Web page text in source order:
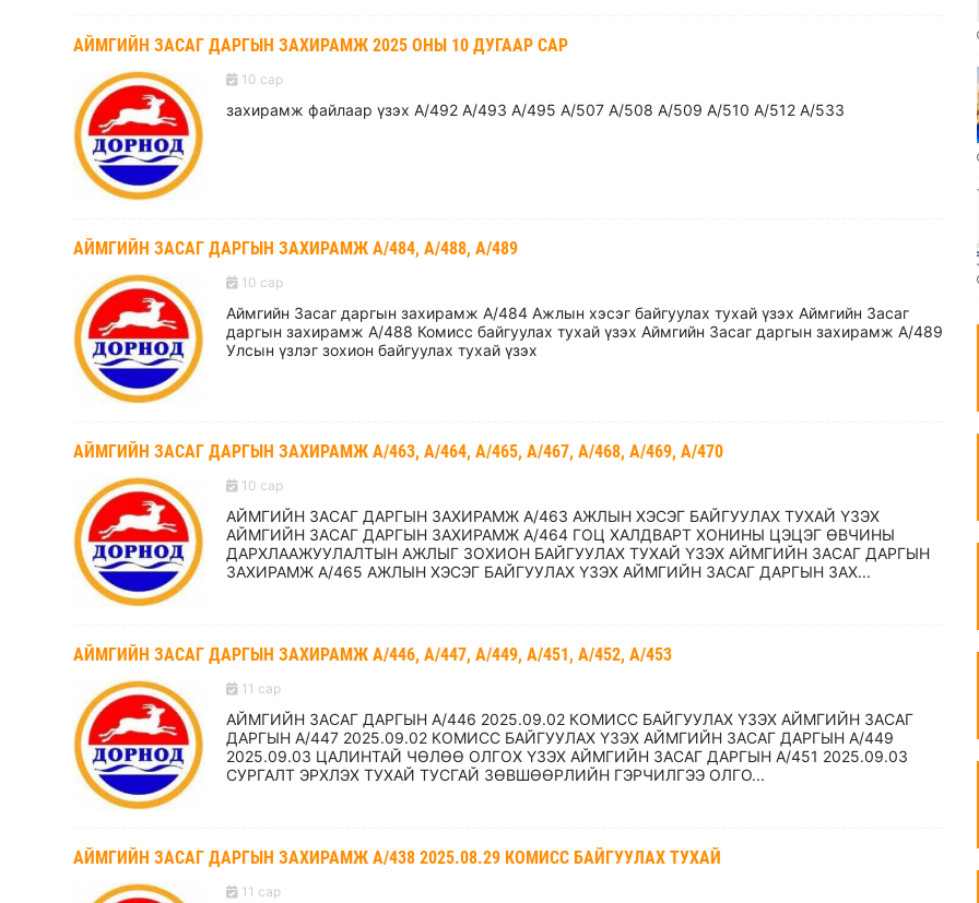
АЙМГИЙН ЗАСАГ ДАРГЫН ЗАХИРАМЖ 2025 ОНЫ 10 ДУГААР САР
10 сар
захирамж файлаар үзэх А/492 А/493 А/495 А/507 А/508 А/509 А/510 А/512 А/533
АЙМГИЙН ЗАСАГ ДАРГЫН ЗАХИРАМЖ А/484, А/488, А/489
10 сар
Аймгийн Засаг даргын захирамж А/484 Ажлын хэсэг байгуулах тухай үзэх Аймгийн Засаг
даргын захирамж А/488 Комисс байгуулах тухай үзэх Аймгийн Засаг даргын захирамж А/489
Улсын үзлэг зохион байгуулах тухай үзэх
АЙМГИЙН ЗАСАГ ДАРГЫН ЗАХИРАМЖ А/463, А/464, А/465, А/467, А/468, А/469, А/470
10 сар
АЙМГИЙН ЗАСАГ ДАРГЫН ЗАХИРАМЖ А/463 АЖЛЫН ХЭСЭГ БАЙГУУЛАХ ТУХАЙ ҮЗЭХ
АЙМГИЙН ЗАСАГ ДАРГЫН ЗАХИРАМЖ А/464 ГОЦ ХАЛДВАРТ ХОНИНЫ ЦЭЦЭГ ӨВЧИНЫ
ДАРХЛААЖУУЛАЛТЫН АЖЛЫГ ЗОХИОН БАЙГУУЛАХ ТУХАЙ ҮЗЭХ АЙМГИЙН ЗАСАГ ДАРГЫН
ЗАХИРАМЖ А/465 АЖЛЫН ХЭСЭГ БАЙГУУЛАХ ҮЗЭХ АЙМГИЙН ЗАСАГ ДАРГЫН ЗАХ...
АЙМГИЙН ЗАСАГ ДАРГЫН ЗАХИРАМЖ А/446, А/447, А/449, А/451, А/452, А/453
11 сар
АЙМГИЙН ЗАСАГ ДАРГЫН А/446 2025.09.02 КОМИСС БАЙГУУЛАХ ҮЗЭХ АЙМГИЙН ЗАСАГ
ДАРГЫН А/447 2025.09.02 КОМИСС БАЙГУУЛАХ ҮЗЭХ АЙМГИЙН ЗАСАГ ДАРГЫН А/449
2025.09.03 ЦАЛИНТАЙ ЧӨЛӨӨ ОЛГОХ ҮЗЭХ АЙМГИЙН ЗАСАГ ДАРГЫН А/451 2025.09.03
СУРГАЛТ ЭРХЛЭХ ТУХАЙ ТУСГАЙ ЗӨВШӨӨРЛИЙН ГЭРЧИЛГЭЭ ОЛГО...
АЙМГИЙН ЗАСАГ ДАРГЫН ЗАХИРАМЖ А/438 2025.08.29 КОМИСС БАЙГУУЛАХ ТУХАЙ
11 сар